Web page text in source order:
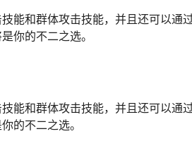
能和群体攻击技能，并且还可以通
你的不二之选。
能和群体攻击技能，并且还可以通
的不二之选。